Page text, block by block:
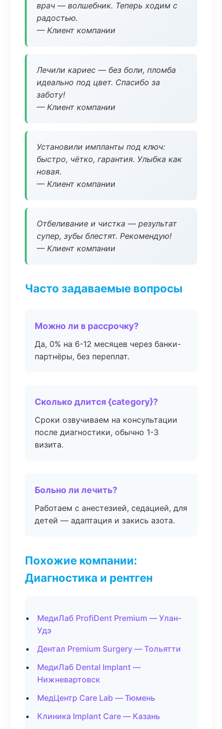
врач — волшебник. Теперь ходим с
радостью.
— Клиент компании
Лечили кариес — без боли, пломба
идеально под цвет. Спасибо за
заботу!
— Клиент компании
Установили импланты под ключ:
быстро, чётко, гарантия. Улыбка как
новая.
— Клиент компании
Отбеливание и чистка — результат
супер, зубы блестят. Рекомендую!
— Клиент компании
Часто задаваемые вопросы
Можно ли в рассрочку?
Да, 0% на 6-12 месяцев через банки-
партнёры, без переплат.
Сколько длится {category}?
Сроки озвучиваем на консультации
после диагностики, обычно 1-3
визита.
Больно ли лечить?
Работаем с анестезией, седацией, для
детей — адаптация и закись азота.
Похожие компании:
Диагностика и рентген
МедиЛаб ProfiDent Premium — Улан-
Удэ
Дентал Premium Surgery — Тольятти
МедиЛаб Dental Implant —
Нижневартовск
МедЦентр Care Lab — Тюмень
Клиника Implant Care — Казань